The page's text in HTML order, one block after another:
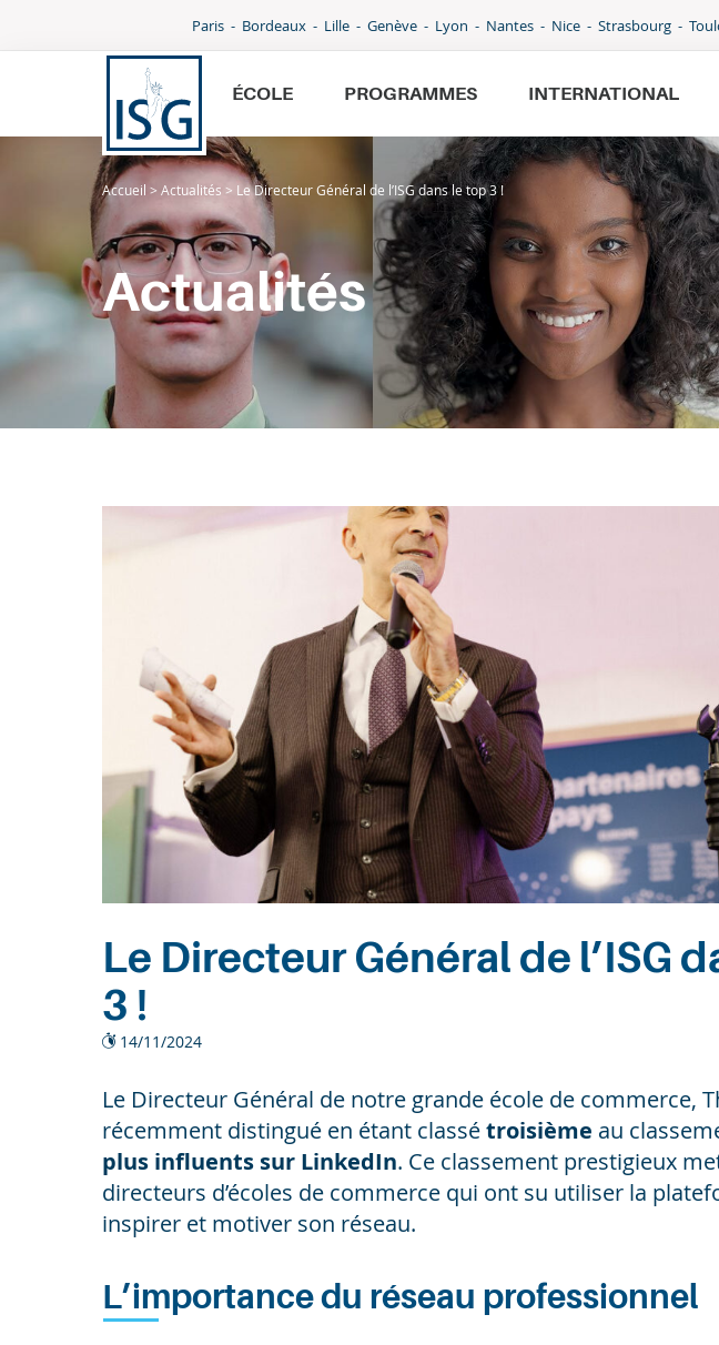
Paris Bordeaux Lille Genève Lyon Nantes Nice Strasbourg
ÉCOLE PROGRAMMES INTERNATIONAL
École
Programmes
International
Admissions
Entreprises
Accueil > Actualités > Le Directeur Général de l’ISG dans le top 3 !
Actualités
Le Directeur Général de l’ISG
3 !
14/11/2024
Le Directeur Général de notre grande école de commerce,
récemment distingué en étant classétroisième au
plus influents sur LinkedIn. Ce classement prestigieux
directeurs d’écoles de commerce qui ont su utiliser la
inspirer et motiver son réseau.
L’importance du réseau professionnel